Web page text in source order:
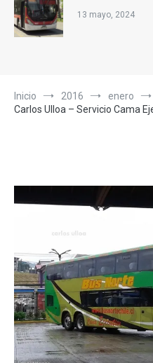
13 mayo, 2024
Inicio 2016 enero
Carlos Ulloa – Servicio Cama